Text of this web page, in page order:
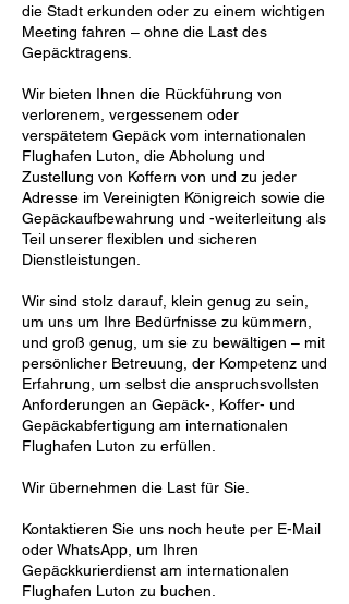
die Stadt erkunden oder zu einem wichtigen
Meeting fahren – ohne die Last des
Gepäcktragens.
Wir bieten Ihnen die Rückführung von
verlorenem, vergessenem oder
verspätetem Gepäck vom internationalen
Flughafen Luton, die Abholung und
Zustellung von Koffern von und zu jeder
Adresse im Vereinigten Königreich sowie die
Gepäckaufbewahrung und -weiterleitung als
Teil unserer flexiblen und sicheren
Dienstleistungen.
Wir sind stolz darauf, klein genug zu sein,
um uns um Ihre Bedürfnisse zu kümmern,
und groß genug, um sie zu bewältigen – mit
persönlicher Betreuung, der Kompetenz und
Erfahrung, um selbst die anspruchsvollsten
Anforderungen an Gepäck-, Koffer- und
Gepäckabfertigung am internationalen
Flughafen Luton zu erfüllen.
Wir übernehmen die Last für Sie.
Kontaktieren Sie uns noch heute per E-Mail
oder WhatsApp, um Ihren
Gepäckkurierdienst am internationalen
Flughafen Luton zu buchen.